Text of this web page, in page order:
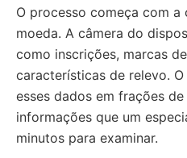
O processo começa com
moeda. A câmera do
como inscrições, marcas
características de relevo.
esses dados em frações
informações que um
minutos para examinar.